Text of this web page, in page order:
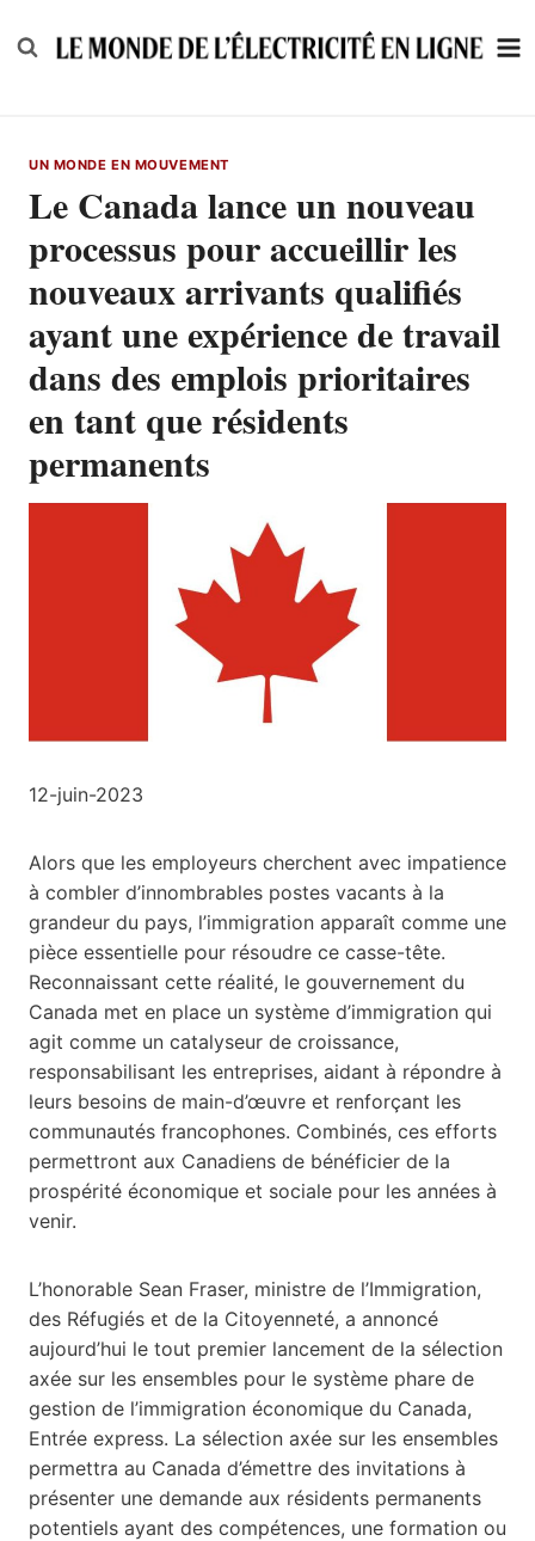
to
UN MONDE EN MOUVEMENT
Le Canada lance un nouveau
processus pour accueillir les
nouveaux arrivants qualifiés
ayant une expérience de travail
dans des emplois prioritaires
en tant que résidents
permanents
12-juin-2023
Alors que les employeurs cherchent avec impatience
à combler d’innombrables postes vacants à la
grandeur du pays, l’immigration apparaît comme une
pièce essentielle pour résoudre ce casse-tête.
Reconnaissant cette réalité, le gouvernement du
Canada met en place un système d’immigration qui
agit comme un catalyseur de croissance,
responsabilisant les entreprises, aidant à répondre à
leurs besoins de main-d’œuvre et renforçant les
communautés francophones. Combinés, ces efforts
permettront aux Canadiens de bénéficier de la
prospérité économique et sociale pour les années à
venir.
L’honorable Sean Fraser, ministre de l’Immigration,
des Réfugiés et de la Citoyenneté, a annoncé
aujourd’hui le tout premier lancement de la sélection
axée sur les ensembles pour le système phare de
gestion de l’immigration économique du Canada,
Entrée express. La sélection axée sur les ensembles
permettra au Canada d’émettre des invitations à
présenter une demande aux résidents permanents
potentiels ayant des compétences, une formation ou